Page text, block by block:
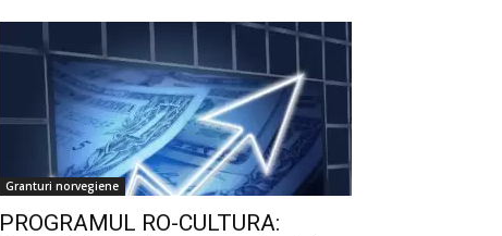
Granturi norvegiene
PROGRAMUL RO-CULTURA: